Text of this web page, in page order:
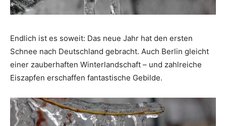
Endlich ist es soweit: Das neue Jahr hat den ersten
Schnee nach Deutschland gebracht. Auch Berlin gleicht
einer zauberhaften Winterlandschaft – und zahlreiche
Eiszapfen erschaffen fantastische Gebilde.